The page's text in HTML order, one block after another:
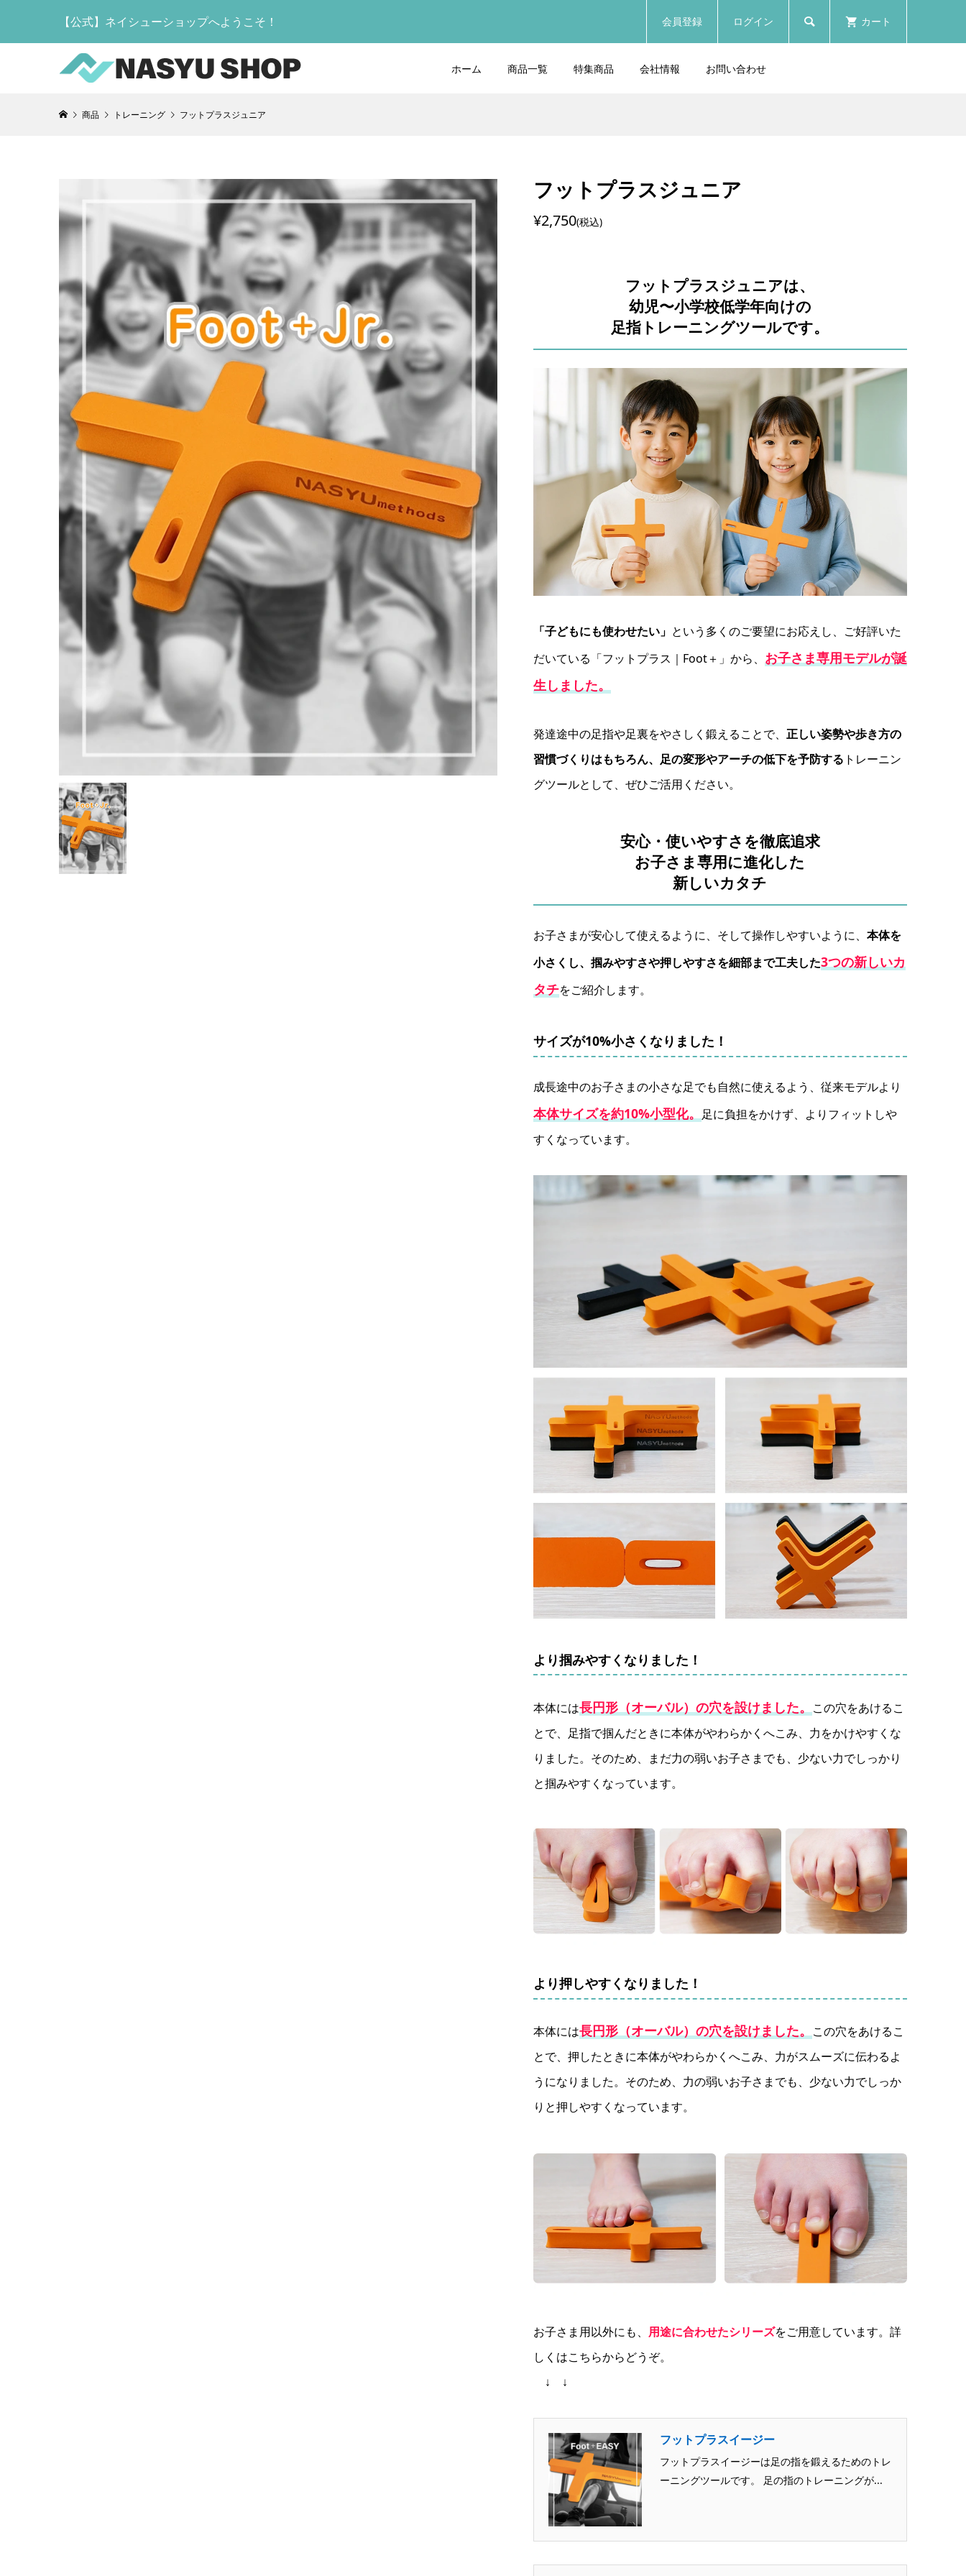
【公式】ネイシューショップへようこそ！ 会員登録 ログイン  カート
ホーム 商品一覧 特集商品 会社情報 お問い合わせ
商品 トレーニング フットプラスジュニア
フットプラスジュニア
¥2,750(税込)
フットプラスジュニアは、
幼児〜小学校低学年向けの
足指トレーニングツールです。
「子どもにも使わせたい」 という多くのご要望にお応えし、ご好評いた
だいている「フットプラス｜Foot＋」から、 お子さま専用モデルが誕
生しました。
発達途中の足指や足裏をやさしく鍛えることで、 正しい姿勢や歩き方の
習慣づくりはもちろん、足の変形やアーチの低下を予防する トレーニン
グツールとして、ぜひご活用ください。
安心・使いやすさを徹底追求
お子さま専用に進化した
新しいカタチ
お子さまが安心して使えるように、そして操作しやすいように、 本体を
小さくし、掴みやすさや押しやすさを細部まで工夫した3つの新しいカ
タチをご紹介します。
サイズが10%小さくなりました！
成長途中のお子さまの小さな足でも自然に使えるよう、従来モデルより
本体サイズを約10%小型化。 足に負担をかけず、よりフィットしや
すくなっています。
より掴みやすくなりました！
本体には長円形（オーバル）の穴を設けました。 この穴をあけるこ
とで、足指で掴んだときに本体がやわらかくへこみ、力をかけやすくな
りました。そのため、まだ力の弱いお子さまでも、少ない力でしっかり
と掴みやすくなっています。
より押しやすくなりました！
本体には長円形（オーバル）の穴を設けました。 この穴をあけるこ
とで、押したときに本体がやわらかくへこみ、力がスムーズに伝わるよ
うになりました。そのため、力の弱いお子さまでも、少ない力でしっか
りと押しやすくなっています。
お子さま用以外にも、 用途に合わせたシリーズをご用意しています。詳
しくはこちらからどうぞ。
↓ ↓
フットプラスイージー
フットプラスイージーは足の指を鍛えるためのトレ
ーニングツールです。 足の指のトレーニングが...